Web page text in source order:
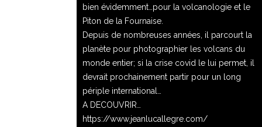
bien évidemment…pour la volcanologie et le
Piton de la Fournaise.
Depuis de nombreuses années, il parcourt la
planète pour photographier les volcans du
monde entier; si la crise covid le lui permet, il
devrait prochainement partir pour un long
périple international…
A DECOUVRIR…
https://www.jeanlucallegre.com/